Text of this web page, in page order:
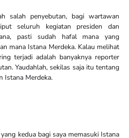
salah penyebutan, bagi wartawan
seluruh kegiatan presiden dan
pasti sudah hafal mana yang
mana Istana Merdeka. Kalau melihat
terjadi adalah banyaknya reporter
Yaudahlah, sekilas saja itu tentang
Istana Merdeka.
kedua bagi saya memasuki Istana